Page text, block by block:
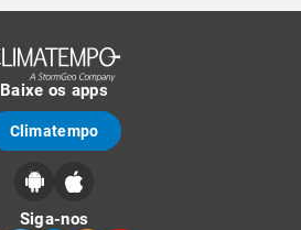
Baixe os apps
Climatempo
Siga-nos